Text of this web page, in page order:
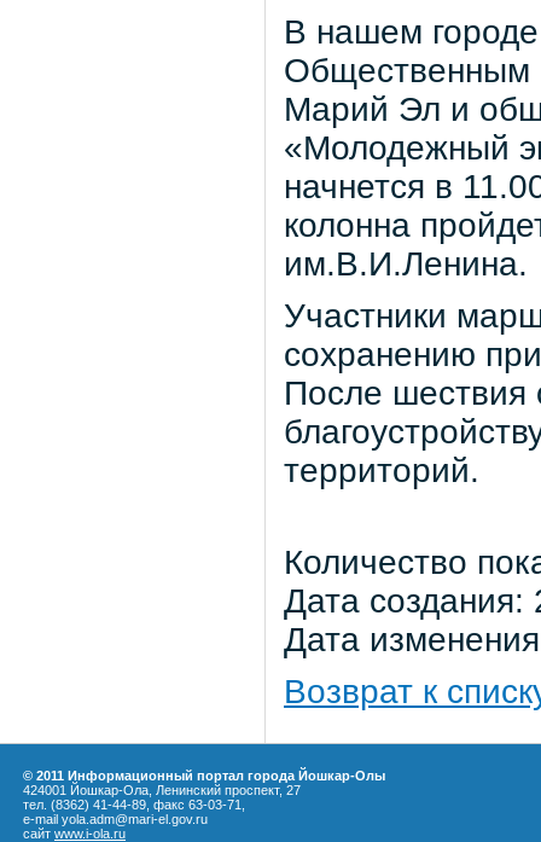
В нашем городе
Общественным
Марий Эл и
«Молодежный
начнется в
колонна
им.В.И.Ленина.
Участники
сохранению
После шествия
территорий.
Количество
Дата
Дата
Возврат к
© 2011 Информационный портал города Йошкар-Олы
424001 Йошкар-Ола, Ленинский проспект, 27
тел. (8362) 41-44-89, факс 63-03-71,
e-mail yola.adm@mari-el.gov.ru
сайт www.i-ola.ru